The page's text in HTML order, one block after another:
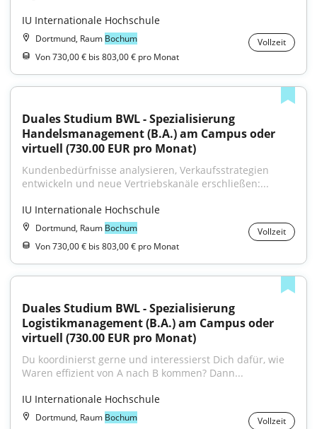
IU Internationale Hochschule
Dortmund, Raum Bochum
Vollzeit
Von 730,00 € bis 803,00 € pro Monat
Duales Studium BWL - Spezialisierung
Handelsmanagement (B.A.) am Campus oder
virtuell (730.00 EUR pro Monat)
Kundenbedürfnisse analysieren, Verkaufsstrategien
entwickeln und neue Vertriebskanäle erschließen:...
IU Internationale Hochschule
Dortmund, Raum Bochum
Vollzeit
Von 730,00 € bis 803,00 € pro Monat
Duales Studium BWL - Spezialisierung
Logistikmanagement (B.A.) am Campus oder
virtuell (730.00 EUR pro Monat)
Du koordinierst gerne und interessierst Dich dafür, wie
Waren effizient von A nach B kommen? Dann...
IU Internationale Hochschule
Dortmund, Raum Bochum
Vollzeit